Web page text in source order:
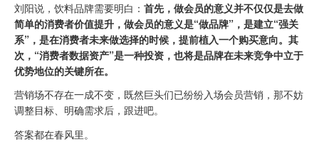
刘阳说，饮料品牌需要明白： 首先，做会员的意义并不仅仅是去做
简单的消费者价值提升，做会员的意义是“做品牌”，是建立“强关
系”，是在消费者未来做选择的时候，提前植入一个购买意向。其
次，“消费者数据资产”是一种投资，也将是品牌在未来竞争中立于
优势地位的关键所在。
营销场不存在一成不变，既然巨头们已纷纷入场会员营销，那不妨
调整目标、明确需求后，跟进吧。
答案都在春风里。